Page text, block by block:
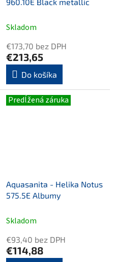
Skladom
€173,70 bez DPH
€213,65
Do košíka
Predĺžená záruka
Aquasanita - Helika Notus
575.5E Albumy
Skladom
€93,40 bez DPH
€114,88